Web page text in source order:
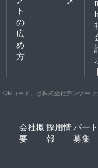
ト
の
広
め
方
「QRコード」は株式会社デンソーウ
会社概
要
採用情
報
パー
募集